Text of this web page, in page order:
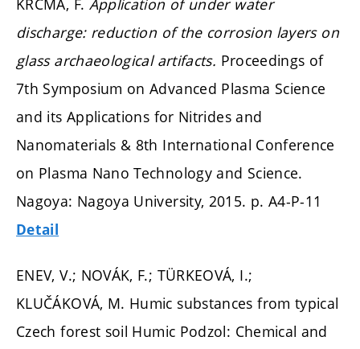
discharge: reduction of the corrosion layers on
glass archaeological artifacts. Proceedings of
7th Symposium on Advanced Plasma Science
and its Applications for Nitrides and
Nanomaterials & 8th International Conference
on Plasma Nano Technology and Science.
Nagoya: Nagoya University, 2015. p. A4-P-11
Detail
ENEV, V.; NOVÁK, F.; TÜRKEOVÁ, I.;
KLUČÁKOVÁ, M. Humic substances from typical
Czech forest soil Humic Podzol: Chemical and